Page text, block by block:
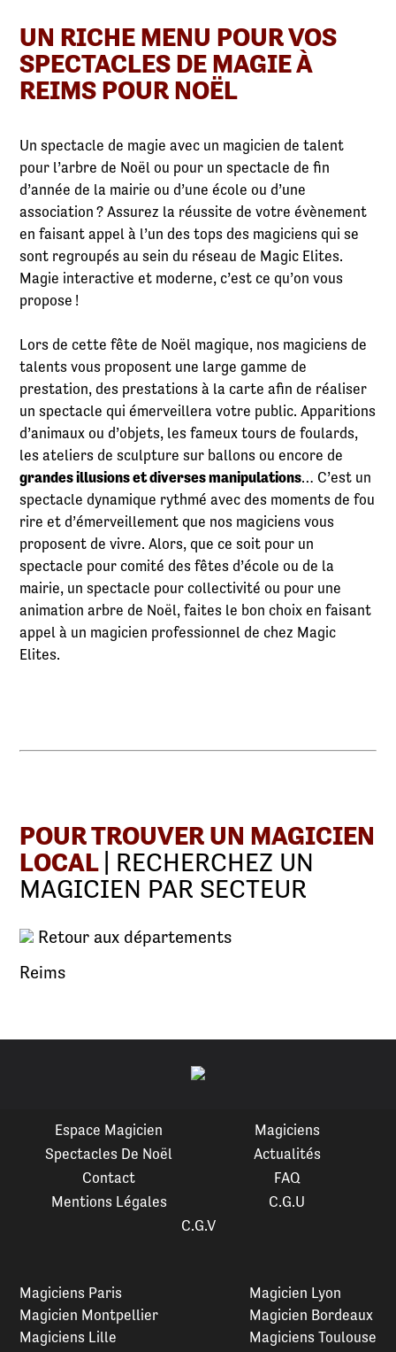
UN RICHE MENU POUR VOS
SPECTACLES DE MAGIE À
REIMS POUR NOËL
Un spectacle de magie avec un magicien de talent
pour l’arbre de Noël ou pour un spectacle de fin
d’année de la mairie ou d’une école ou d’une
association ? Assurez la réussite de votre évènement
en faisant appel à l’un des tops des magiciens qui se
sont regroupés au sein du réseau de Magic Elites.
Magie interactive et moderne, c’est ce qu’on vous
propose !
Lors de cette fête de Noël magique, nos magiciens de
talents vous proposent une large gamme de
prestation, des prestations à la carte afin de réaliser
un spectacle qui émerveillera votre public. Apparitions
d’animaux ou d’objets, les fameux tours de foulards,
les ateliers de sculpture sur ballons ou encore de
grandes illusions et diverses manipulations… C’est un
spectacle dynamique rythmé avec des moments de fou
rire et d’émerveillement que nos magiciens vous
proposent de vivre. Alors, que ce soit pour un
spectacle pour comité des fêtes d’école ou de la
mairie, un spectacle pour collectivité ou pour une
animation arbre de Noël, faites le bon choix en faisant
appel à un magicien professionnel de chez Magic
Elites.
POUR TROUVER UN MAGICIEN
LOCAL | RECHERCHEZ UN
MAGICIEN PAR SECTEUR
Retour aux départements
Reims
Espace Magicien
Magiciens
Spectacles De Noël
Actualités
Contact
FAQ
Mentions Légales
C.G.U
C.G.V
Magiciens Paris
Magicien Montpellier
Magiciens Lille
Magicien Lyon
Magicien Bordeaux
Magiciens Toulouse